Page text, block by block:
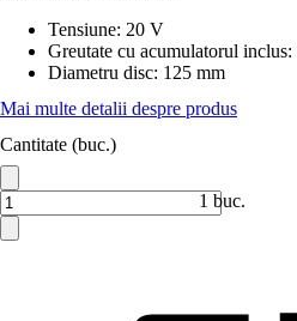
Tensiune: 20 V
Greutate cu acumulatorul inclus:
Diametru disc: 125 mm
Mai multe detalii despre produs
Cantitate (buc.)
1 buc.